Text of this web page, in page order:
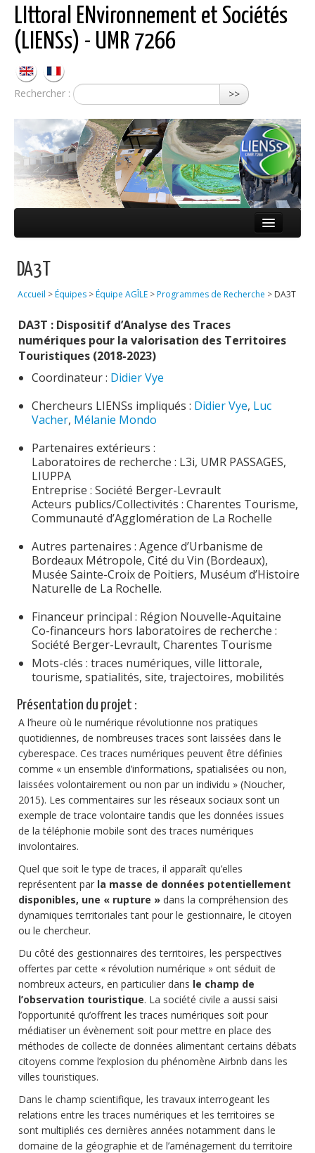
LIttoral ENvironnement et Sociétés
(LIENSs) - UMR 7266
Rechercher : >>
Équipes
Réseaux
Publications
Soutien technique
Données
Emplois/Stages/Formations
Science pour tou·te·s
Actualités
DA3T
Accueil >Équipes >Équipe AGÎLE >Programmes de Recherche > DA3T
DA3T : Dispositif d’Analyse des Traces
numériques pour la valorisation des Territoires
Touristiques (2018-2023)
Coordinateur : Didier Vye
Chercheurs LIENSs impliqués : Didier Vye, Luc
Vacher, Mélanie Mondo
Partenaires extérieurs :
Laboratoires de recherche : L3i, UMR PASSAGES,
LIUPPA
Entreprise : Société Berger-Levrault
Acteurs publics/Collectivités : Charentes Tourisme,
Communauté d’Agglomération de La Rochelle
Autres partenaires : Agence d’Urbanisme de
Bordeaux Métropole, Cité du Vin (Bordeaux),
Musée Sainte-Croix de Poitiers, Muséum d’Histoire
Naturelle de La Rochelle.
Financeur principal : Région Nouvelle-Aquitaine
Co-financeurs hors laboratoires de recherche :
Société Berger-Levrault, Charentes Tourisme
Mots-clés : traces numériques, ville littorale,
tourisme, spatialités, site, trajectoires, mobilités
Présentation du projet :
A l’heure où le numérique révolutionne nos pratiques
quotidiennes, de nombreuses traces sont laissées dans le
cyberespace. Ces traces numériques peuvent être définies
comme « un ensemble d’informations, spatialisées ou non,
laissées volontairement ou non par un individu » (Noucher,
2015). Les commentaires sur les réseaux sociaux sont un
exemple de trace volontaire tandis que les données issues
de la téléphonie mobile sont des traces numériques
involontaires.
Quel que soit le type de traces, il apparaît qu’elles
représentent par la masse de données potentiellement
disponibles, une « rupture » dans la compréhension des
dynamiques territoriales tant pour le gestionnaire, le citoyen
ou le chercheur.
Du côté des gestionnaires des territoires, les perspectives
offertes par cette « révolution numérique » ont séduit de
nombreux acteurs, en particulier dans le champ de
l’observation touristique. La société civile a aussi saisi
l’opportunité qu’offrent les traces numériques soit pour
médiatiser un évènement soit pour mettre en place des
méthodes de collecte de données alimentant certains débats
citoyens comme l’explosion du phénomène Airbnb dans les
villes touristiques.
Dans le champ scientifique, les travaux interrogeant les
relations entre les traces numériques et les territoires se
sont multipliés ces dernières années notamment dans le
domaine de la géographie et de l’aménagement du territoire